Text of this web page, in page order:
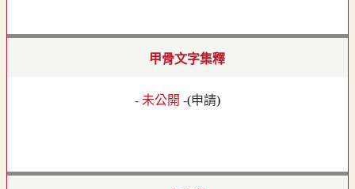
甲骨文字集釋
- 未公開 -(申請)